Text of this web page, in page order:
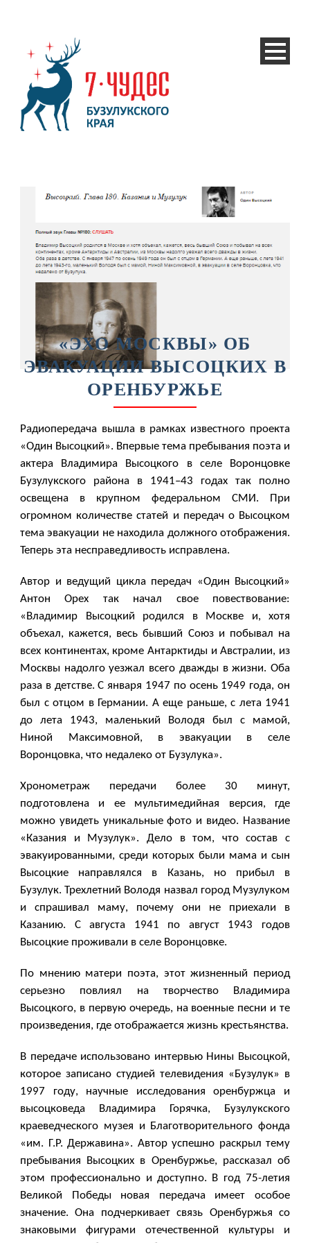
«ЭХО МОСКВЫ» ОБ
ЭВАКУАЦИИ ВЫСОЦКИХ В
ОРЕНБУРЖЬЕ
Радиопередача вышла в рамках известного проекта
«Один Высоцкий». Впервые тема пребывания поэта и
актера Владимира Высоцкого в селе Воронцовке
Бузулукского района в 1941–43 годах так полно
освещена в крупном федеральном СМИ. При
огромном количестве статей и передач о Высоцком
тема эвакуации не находила должного отображения.
Теперь эта несправедливость исправлена.
Автор и ведущий цикла передач «Один Высоцкий»
Антон Орех так начал свое повествование:
«Владимир Высоцкий родился в Москве и, хотя
объехал, кажется, весь бывший Союз и побывал на
всех континентах, кроме Антарктиды и Австралии, из
Москвы надолго уезжал всего дважды в жизни. Оба
раза в детстве. С января 1947 по осень 1949 года, он
был с отцом в Германии. А еще раньше, с лета 1941
до лета 1943, маленький Володя был с мамой,
Ниной Максимовной, в эвакуации в селе
Воронцовка, что недалеко от Бузулука».
Хронометраж передачи более 30 минут,
подготовлена и ее мультимедийная версия, где
можно увидеть уникальные фото и видео. Название
«Казания и Музулук». Дело в том, что состав с
эвакуированными, среди которых были мама и сын
Высоцкие направлялся в Казань, но прибыл в
Бузулук. Трехлетний Володя назвал город Музулуком
и спрашивал маму, почему они не приехали в
Казанию. С августа 1941 по август 1943 годов
Высоцкие проживали в селе Воронцовке.
По мнению матери поэта, этот жизненный период
серьезно повлиял на творчество Владимира
Высоцкого, в первую очередь, на военные песни и те
произведения, где отображается жизнь крестьянства.
В передаче использовано интервью Нины Высоцкой,
которое записано студией телевидения «Бузулук» в
1997 году, научные исследования оренбуржца и
высоцковеда Владимира Горячка, Бузулукского
краеведческого музея и Благотворительного фонда
«им. Г.Р. Державина». Автор успешно раскрыл тему
пребывания Высоцких в Оренбуржье, рассказал об
этом профессионально и доступно. В год 75-летия
Великой Победы новая передача имеет особое
значение. Она подчеркивает связь Оренбуржья со
знаковыми фигурами отечественной культуры и